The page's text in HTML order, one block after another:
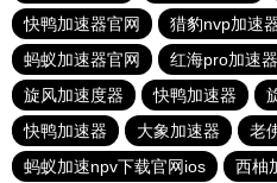
快鸭加速器官网
猎豹nvp加速
蚂蚁加速器官网
红海pro加速器
旋风加速度器
快鸭加速器
快鸭加速器
大象加速器 老
蚂蚁加速npv下载官网ios
西柚